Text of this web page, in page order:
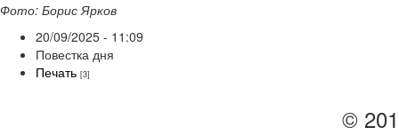
Фото: Борис Ярков
20/09/2025 - 11:09
Повестка дня
Печать [3]
©